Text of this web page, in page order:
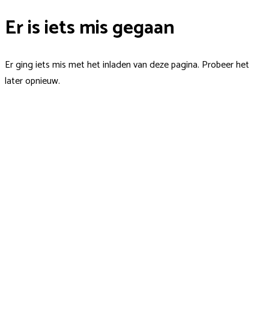
Er is iets mis gegaan
Er ging iets mis met het inladen van deze pagina. Probeer het
later opnieuw.